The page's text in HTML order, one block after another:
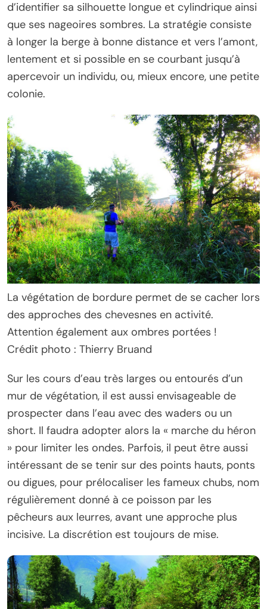
d’identifier sa silhouette longue et cylindrique ainsi
que ses nageoires sombres. La stratégie consiste
à longer la berge à bonne distance et vers l’amont,
lentement et si possible en se courbant jusqu’à
apercevoir un individu, ou, mieux encore, une petite
colonie.
La végétation de bordure permet de se cacher lors
des approches des chevesnes en activité.
Attention également aux ombres portées !
Crédit photo : Thierry Bruand
Sur les cours d’eau très larges ou entourés d’un
mur de végétation, il est aussi envisageable de
prospecter dans l’eau avec des waders ou un
short. Il faudra adopter alors la « marche du héron
» pour limiter les ondes. Parfois, il peut être aussi
intéressant de se tenir sur des points hauts, ponts
ou digues, pour prélocaliser les fameux chubs, nom
régulièrement donné à ce poisson par les
pêcheurs aux leurres, avant une approche plus
incisive. La discrétion est toujours de mise.